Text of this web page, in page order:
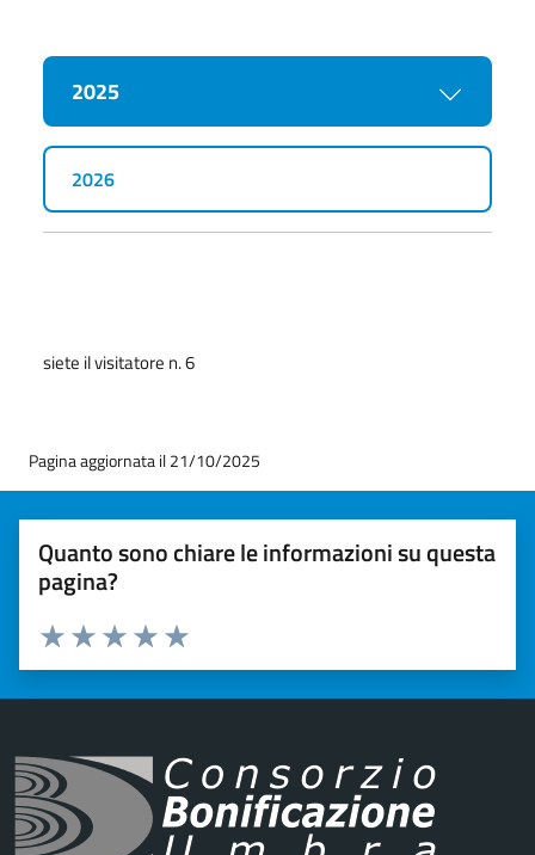
2025
2026
siete il visitatore n. 6
Pagina aggiornata il 21/10/2025
Quanto sono chiare le informazioni su questa
pagina?
Valuta 5 stelle su 5
Valuta 4 stelle su 5
Valuta 3 stelle su 5
Valuta 2 stelle su 5
Valuta 1 stelle su 5